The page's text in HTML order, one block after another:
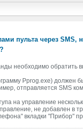
пульта через
необходимо обратить
Pprog.exe) должен
отправляется SMS
на управление
не добавлен в
вкладки "Прибор"